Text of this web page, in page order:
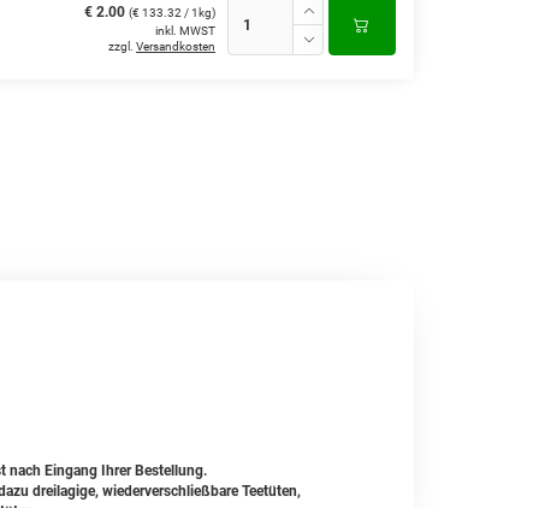
€ 2.00 (€ 133.32 / 1kg)
inkl. MWST
zzgl. Versandkosten
nach Eingang Ihrer Bestellung.
dreilagige, wiederverschließbare Teetüten,